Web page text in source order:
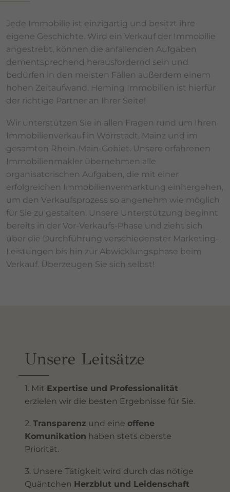
Jede Immobilie ist einzigartig und besitzt ihre
eigene Geschichte. Wird ein Verkauf der Immobilie
angestrebt, können die anfallenden Aufgaben
dementsprechend herausfordernd sein und
bedürfen in den meisten Fällen außerdem einem
hohen Zeitaufwand. Heming Immobilien ist hierfür
der richtige Partner an Ihrer Seite!
Wir unterstützen Sie in allen Fragen rund um Ihren
Immobilienverkauf in Wörrstadt, Mainz und im
gesamten Rhein-Main-Gebiet. Unsere erfahrenen
Immobilienmakler übernehmen alle
organisatorischen Aufgaben, die mit einer
erfolgreichen Immobilienvermarktung einhergehen,
um den Verkaufsprozess so angenehm wie möglich
für Sie zu gestalten. Unsere Unterstützung beginnt
bereits in der Vor-Verkaufs-Phase und zieht sich
über die Durchführung verschiedenster Marketing-
Leistungen bis hin zur Abwicklungsphase beim
Verkauf. Überzeugen Sie sich selbst!
Unsere Leitsätze
1. Mit Expertise und Professionalität
erzielen wir die besten Ergebnisse für Sie.
2. Transparenz und eine offene
Komunikation haben stets oberste
Priorität.
3. Unsere Tätigkeit wird durch das nötige
Quäntchen Herzblut und Leidenschaft